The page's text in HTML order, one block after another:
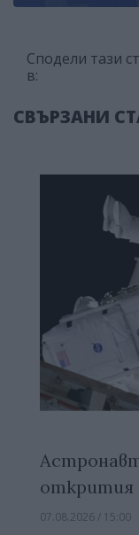
Сподели тази
в:
СВЪРЗАНИ
открития
07.08.2026 / 15:00